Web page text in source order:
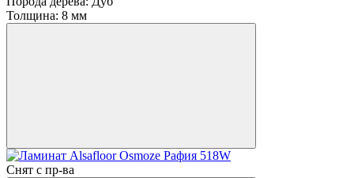
Толщина: 8 мм
Снят с пр-ва